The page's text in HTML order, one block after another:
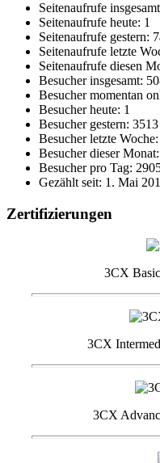
Seitenaufrufe
Seitenaufrufe heute: 1
Seitenaufrufe gestern:
Seitenaufrufe letzte
Seitenaufrufe diesen
Besucher insgesamt:
Besucher momentan
Besucher heute: 1
Besucher gestern: 3513
Besucher letzte
Besucher dieser
Besucher pro Tag:
Gezählt seit: 1. Mai
Zertifizierungen
3CX
3CX
3CX